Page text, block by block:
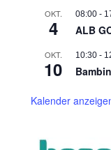
OKT.
4
08:00 -
ALB
OKT.
10
10:30 -
Kalender